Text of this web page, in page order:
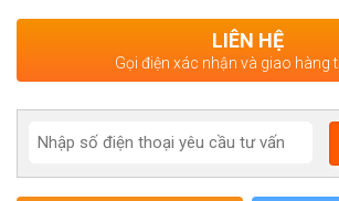
LIÊN HỆ
Gọi điện xác nhận và giao hàng